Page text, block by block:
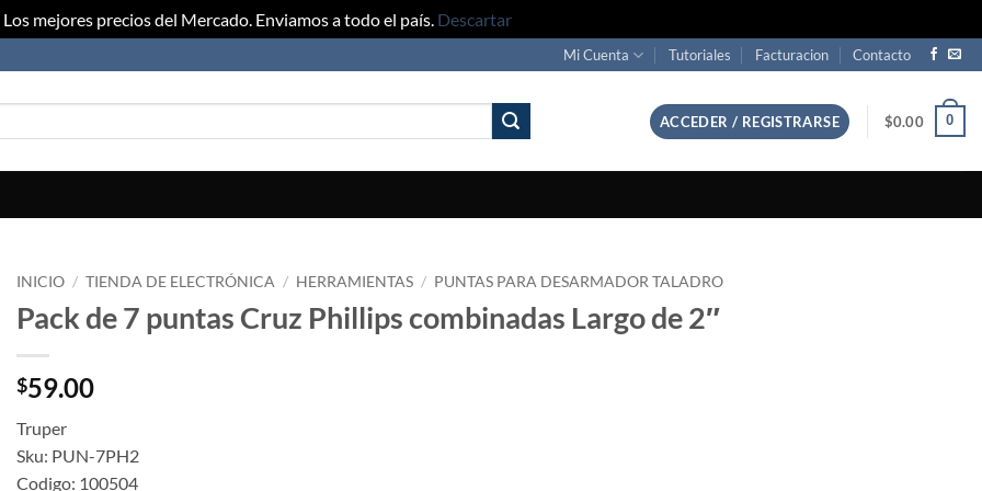
Los mejores precios del Mercado. Enviamos a todo el país. Descartar
Mi Cuenta Tutoriales Facturacion Contacto
ACCEDER / REGISTRARSE $0.00 0
INICIO / TIENDA DE ELECTRÓNICA / HERRAMIENTAS / PUNTAS PARA DESARMADOR TALADRO
Pack de 7 puntas Cruz Phillips combinadas Largo de 2″
$59.00
Truper
Sku: PUN-7PH2
Codigo: 100504